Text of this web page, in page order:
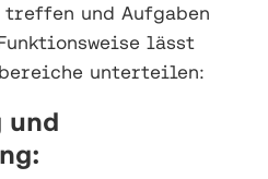
treffen und Aufgaben
lässt
unterteilen:
und